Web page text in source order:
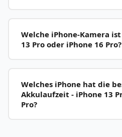
Welche iPhone-Kamera
13 Pro oder iPhone 16 Pro?
Welches iPhone hat die
Akkulaufzeit - iPhone 13
Pro?